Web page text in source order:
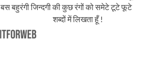
बस बहुरंगी जिन्दगी की कुछ रंगों को समेटे टूटे फूटे
शब्दों में लिखता हूँ !